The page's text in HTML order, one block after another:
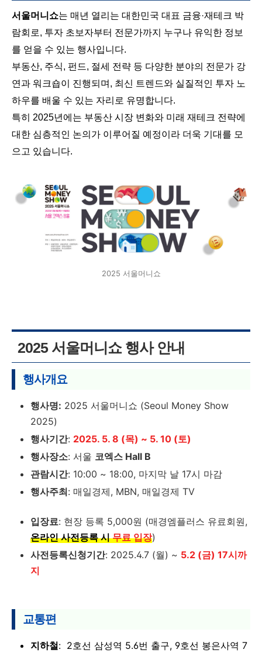
서울머니쇼는 매년 열리는 대한민국 대표 금융·재테크 박
람회로, 투자 초보자부터 전문가까지 누구나 유익한 정보
를 얻을 수 있는 행사입니다.
부동산, 주식, 펀드, 절세 전략 등 다양한 분야의 전문가 강
연과 워크숍이 진행되며, 최신 트렌드와 실질적인 투자 노
하우를 배울 수 있는 자리로 유명합니다.
특히 2025년에는 부동산 시장 변화와 미래 재테크 전략에
대한 심층적인 논의가 이루어질 예정이라 더욱 기대를 모
으고 있습니다.
2025 서울머니쇼
2025 서울머니쇼 행사 안내
행사개요
행사명: 2025 서울머니쇼 (Seoul Money Show
2025)
행사기간: 2025. 5. 8 (목) ~ 5. 10 (토)
행사장소: 서울 코엑스 Hall B
관람시간: 10:00 ~ 18:00, 마지막 날 17시 마감
행사주최: 매일경제, MBN, 매일경제 TV
입장료: 현장 등록 5,000원 (매경엠플러스 유료회원,
온라인 사전등록 시무료 입장)
사전등록신청기간: 2025.4.7 (월) ~ 5.2 (금) 17시까
지
교통편
지하철: 2호선 삼성역 5.6번 출구, 9호선 봉은사역 7